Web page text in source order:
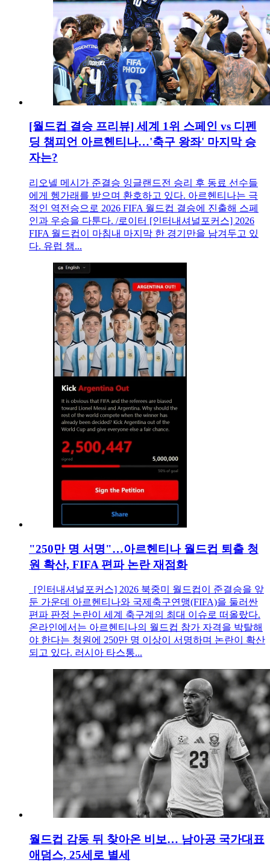
[월드컵 결승 프리뷰] 세계 1위 스페인 vs 디펜
딩 챔피언 아르헨티나…'축구 왕좌' 마지막 승
자는?
리오넬 메시가 준결승 잉글랜드전 승리 후 동료 선수들
에게 헹가래를 받으며 환호하고 있다. 아르헨티나는 극
적인 역전승으로 2026 FIFA 월드컵 결승에 진출해 스페
인과 우승을 다툰다. /로이터 [인터내셔널포커스] 2026
FIFA 월드컵이 마침내 마지막 한 경기만을 남겨두고 있
다. 유럽 챔...
"250만 명 서명"…아르헨티나 월드컵 퇴출 청
원 확산, FIFA 편파 논란 재점화
[인터내셔널포커스] 2026 북중미 월드컵이 준결승을 앞
둔 가운데 아르헨티나와 국제축구연맹(FIFA)을 둘러싼
편파 판정 논란이 세계 축구계의 최대 이슈로 떠올랐다.
온라인에서는 아르헨티나의 월드컵 참가 자격을 박탈해
야 한다는 청원에 250만 명 이상이 서명하며 논란이 확산
되고 있다. 러시아 타스통...
월드컵 감동 뒤 찾아온 비보… 남아공 국가대표
애덤스, 25세로 별세